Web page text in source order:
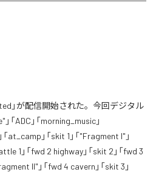
」が配信開始された。今回デジタル
ADC」「morning_music」
at_camp」「skit 1」「"Fragment I"」
1」「fwd 2 highway」「skit 2」「fwd 3
II"」「fwd 4 cavern」「skit 3」